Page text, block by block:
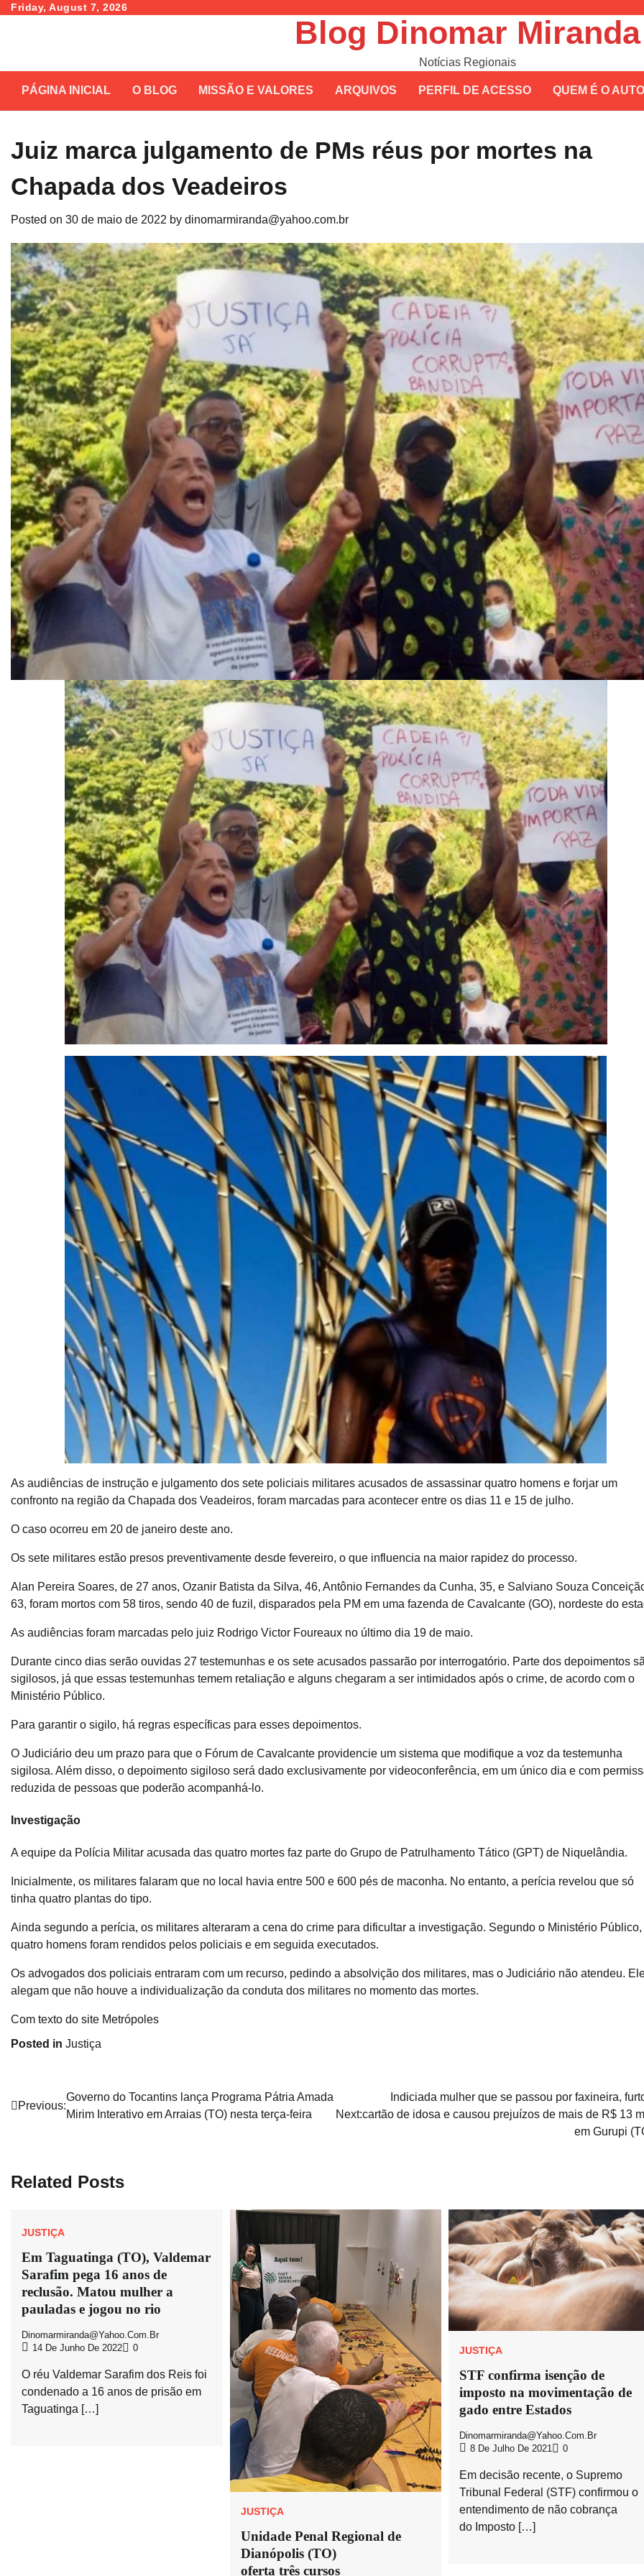
SkipFriday, August 7, 2026
Blog Dinomar Miranda
Notícias Regionais
PÁGINA INICIAL O BLOG MISSÃO E VALORES ARQUIVOS PERFIL DE ACESSO QUEM É O
Juiz marca julgamento de PMs réus por mortes na
Chapada dos Veadeiros
Posted on 30 de maio de 2022 by dinomarmiranda@yahoo.com.br
As audiências de instrução e julgamento dos sete policiais militares acusados de assassinar quatro homens e forjar um
confronto na região da Chapada dos Veadeiros, foram marcadas para acontecer entre os dias 11 e 15 de julho.
O caso ocorreu em 20 de janeiro deste ano.
Os sete militares estão presos preventivamente desde fevereiro, o que influencia na maior rapidez do processo.
Alan Pereira Soares, de 27 anos, Ozanir Batista da Silva, 46, Antônio Fernandes da Cunha, 35, e Salviano Souza
63, foram mortos com 58 tiros, sendo 40 de fuzil, disparados pela PM em uma fazenda de Cavalcante (GO), nordeste do
As audiências foram marcadas pelo juiz Rodrigo Victor Foureaux no último dia 19 de maio.
Durante cinco dias serão ouvidas 27 testemunhas e os sete acusados passarão por interrogatório. Parte dos depoimentos
sigilosos, já que essas testemunhas temem retaliação e alguns chegaram a ser intimidados após o crime, de acordo com o
Ministério Público.
Para garantir o sigilo, há regras específicas para esses depoimentos.
O Judiciário deu um prazo para que o Fórum de Cavalcante providencie um sistema que modifique a voz da testemunha
sigilosa. Além disso, o depoimento sigiloso será dado exclusivamente por videoconferência, em um único dia e com
reduzida de pessoas que poderão acompanhá-lo.
Investigação
A equipe da Polícia Militar acusada das quatro mortes faz parte do Grupo de Patrulhamento Tático (GPT) de Niquelândia.
Inicialmente, os militares falaram que no local havia entre 500 e 600 pés de maconha. No entanto, a perícia revelou que só
tinha quatro plantas do tipo.
Ainda segundo a perícia, os militares alteraram a cena do crime para dificultar a investigação. Segundo o Ministério Público,
quatro homens foram rendidos pelos policiais e em seguida executados.
Os advogados dos policiais entraram com um recurso, pedindo a absolvição dos militares, mas o Judiciário não atendeu.
alegam que não houve a individualização da conduta dos militares no momento das mortes.
Com texto do site Metrópoles
Posted in Justiça
Navegação
Previous:
Governo do Tocantins lança Programa Pátria Amada
Mirim Interativo em Arraias (TO) nesta terça-feira
Next:
Indiciada mulher que se passou por faxineira,
cartão de idosa e causou prejuízos de mais de R$ 13
em Gurupi
Related Posts
JUSTIÇA
Em Taguatinga (TO), Valdemar
Sarafim pega 16 anos de
reclusão. Matou mulher a
pauladas e jogou no rio
Dinomarmiranda@yahoo.com.br
14 De Junho De 2022
0
O réu Valdemar Sarafim dos Reis foi
condenado a 16 anos de prisão em
Taguatinga […]
JUSTIÇA
Unidade Penal Regional de
Dianópolis (TO)
oferta três cursos
JUSTIÇA
STF confirma isenção de
imposto na movimentação de
gado entre Estados
Dinomarmiranda@yahoo.com.br
8 De Julho De 2021
0
Em decisão recente, o Supremo
Tribunal Federal (STF) confirmou o
entendimento de não cobrança
do Imposto […]